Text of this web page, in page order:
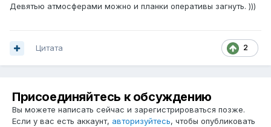
Девятью атмосферами можно и планки оперативы загнуть. )))
2
Цитата
Присоединяйтесь к обсуждению
Вы можете написать сейчас и зарегистрироваться позже.
Если у вас есть аккаунт, авторизуйтесь, чтобы опубликовать